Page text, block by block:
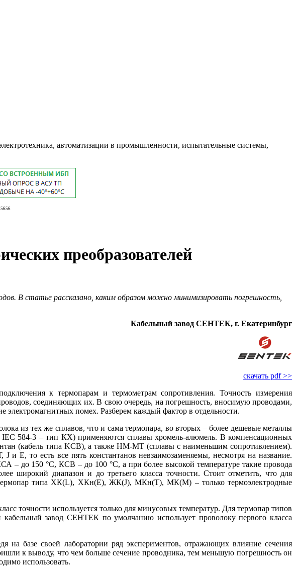
автоматизации в промышленности, испытательные системы,
преобразователей
В статье рассказано, каким образом можно минимизировать погрешность,
Кабельный завод СЕНТЕК, г. Екатеринбург
скачать pdf >>
к термопарам и термометрам сопротивления. Точность измерения
соединяющих их. В свою очередь, на погрешность, вносимую проводами,
электромагнитных помех. Разберем каждый фактор в отдельности.
из тех же сплавов, что и са­ма термопара, во вторых – более дешевые металлы
584‑3 – тип КX) применяются сплавы хромель-алюмель. В компенсационных
(кабель ти­па KCB), а также НМ-МТ (сплавы с наименьшим сопротивлением).
E, то есть все пять константанов невзаимозаменяемы, несмотря на название.
– до 150 °C, КСB – до 100 °C, а при более высокой температуре такие провода
широкий диапазон и до третьего класса точности. Стоит отметить, что для
ти­па ХК(L), ХКн(E), ЖК(J), МКн(Т), МК(М) – только термоэлектродные
используется только для минусовых температур. Для термопар типов
завод СЕНТЕК по умолчанию использует проволоку первого класса
на ба­зе своей лаборатории ряд экспериментов, отражающих влияние сечения
к выводу, что чем больше сечение проводника, тем меньшую погрешность он
использовать.